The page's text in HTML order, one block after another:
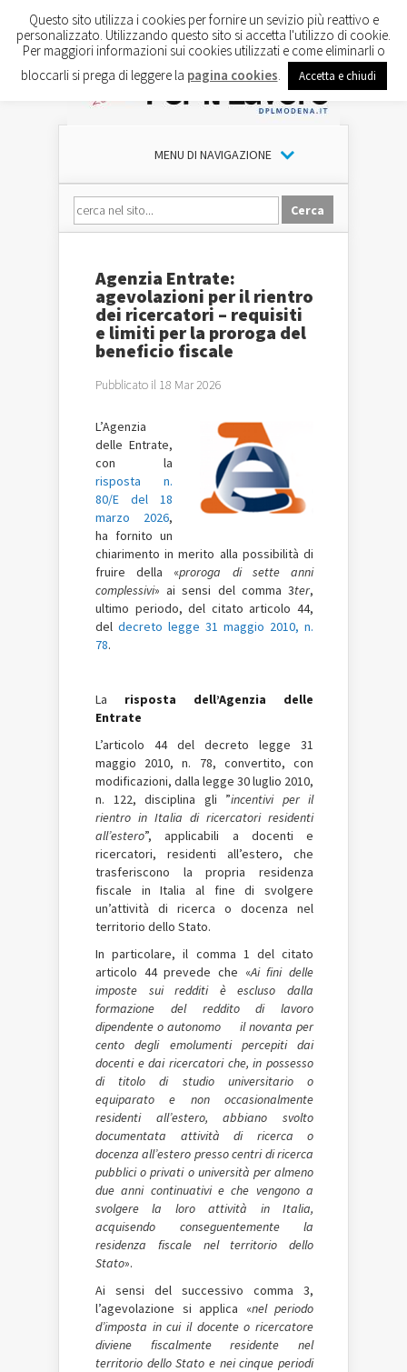
MENU DI NAVIGAZIONE
Agenzia Entrate:
agevolazioni per il rientro
dei ricercatori – requisiti
e limiti per la proroga del
beneficio fiscale
Pubblicato il 18 Mar 2026
L’Agenzia
delle Entrate,
con la
risposta n.
80/E del 18
marzo 2026,
ha fornito un
chiarimento in merito alla possibilità di
fruire della «proroga di sette anni
complessivi» ai sensi del comma 3­ter,
ultimo periodo, del citato articolo 44,
del decreto legge 31 maggio 2010, n.
78.
La risposta dell’Agenzia delle
Entrate
L’articolo 44 del decreto legge 31
maggio 2010, n. 78, convertito, con
modificazioni, dalla legge 30 luglio 2010,
n. 122, disciplina gli ”incentivi per il
rientro in Italia di ricercatori residenti
all’estero”, applicabili a docenti e
ricercatori, residenti all’estero, che
trasferiscono la propria residenza
fiscale in Italia al fine di svolgere
un’attività di ricerca o docenza nel
territorio dello Stato.
In particolare, il comma 1 del citato
articolo 44 prevede che «Ai fini delle
imposte sui redditi è escluso dalla
formazione del reddito di lavoro
dipendente o autonomo il novanta per
cento degli emolumenti percepiti dai
docenti e dai ricercatori che, in possesso
di titolo di studio universitario o
equiparato e non occasionalmente
residenti all’estero, abbiano svolto
documentata attività di ricerca o
docenza all’estero presso centri di ricerca
pubblici o privati o università per almeno
due anni continuativi e che vengono a
svolgere la loro attività in Italia,
acquisendo conseguentemente la
residenza fiscale nel territorio dello
Stato».
Ai sensi del successivo comma 3,
l’agevolazione si applica «nel periodo
d’imposta in cui il docente o ricercatore
diviene fiscalmente residente nel
territorio dello Stato e nei cinque periodi
Questo sito utilizza i cookies per fornire un sevizio più reattivo e
personalizzato. Utilizzando questo sito si accetta l'utilizzo di cookie.
Per maggiori informazioni sui cookies utilizzati e come eliminarli o
bloccarli si prega di leggere la pagina cookies Accetta e chiudi